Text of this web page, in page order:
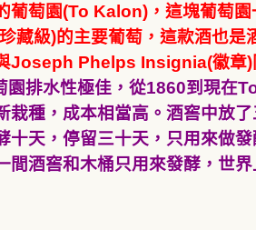
葡萄園(To Kalon)，這塊葡萄
藏級)的主要葡萄，這款酒也是
Joseph Phelps Insignia(徽章)
園排水性極佳，從1860到現在
栽種，成本相當高。酒窖中放
十天，停留三十天，只用來做
間酒窖和木桶只用來發酵，世